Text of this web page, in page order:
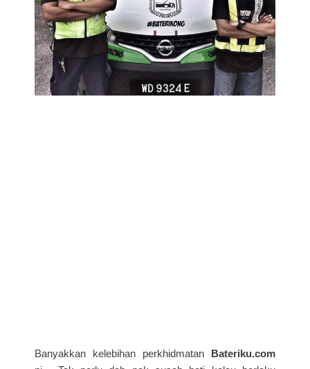
Banyakkan kelebihan perkhidmatan Bateriku.com